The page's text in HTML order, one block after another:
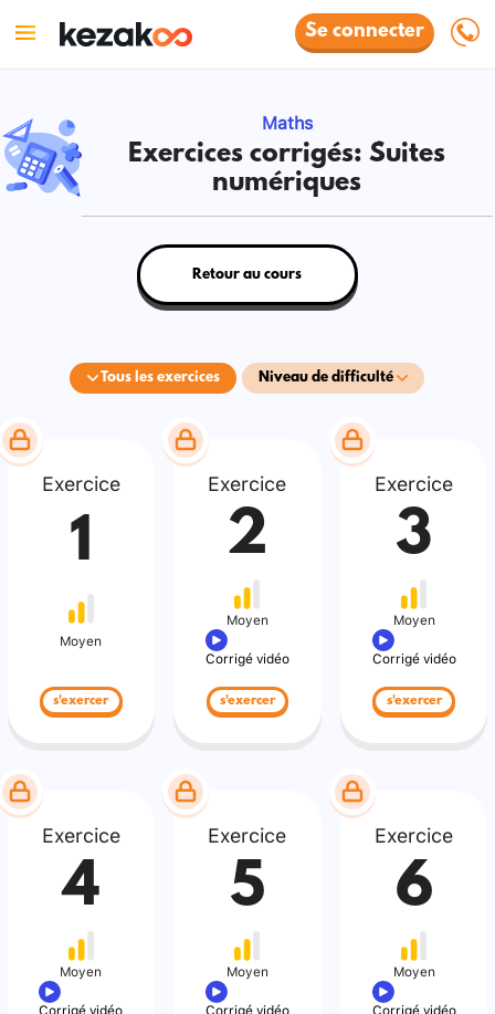
Se connecter
Maths
Exercices corrigés: Suites
numériques
Tous les exercices Niveau de difficulté
Retour au cours
Exercice
1
Moyen
s'exercer
Exercice
2
Moyen
Corrigé vidéo
s'exercer
Exercice
3
Moyen
Corrigé vidéo
s'exercer
Exercice
4
Moyen
Corrigé vidéo
Exercice
5
Moyen
Corrigé vidéo
Exercice
6
Moyen
Corrigé vidéo